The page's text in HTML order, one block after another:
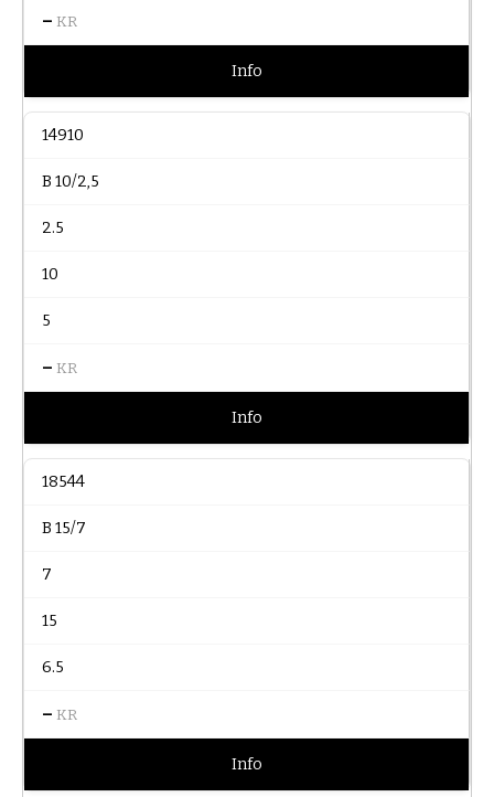
– KR
Info
14910
B 10/2,5
2.5
10
5
– KR
Info
18544
B 15/7
7
15
6.5
– KR
Info